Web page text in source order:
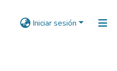
Iniciar sesión